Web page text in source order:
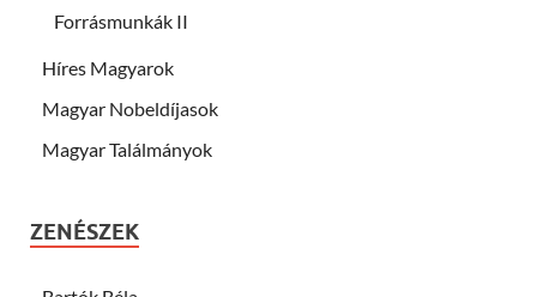
Forrásmunkák II
Híres Magyarok
Magyar Nobeldíjasok
Magyar Találmányok
ZENÉSZEK